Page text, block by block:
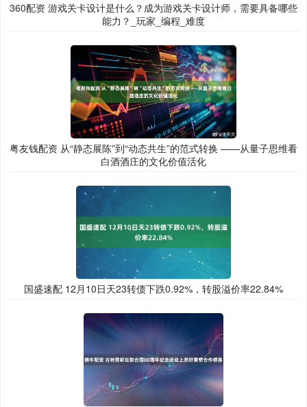
360配资 游戏关卡设计是什么？成为游戏关卡设计师，需要具备哪些
能力？_玩家_编程_难度
粤友钱配资 从“静态展陈”到“动态共生”的范式转换 ——从量子思维看
白酒酒庄的文化价值活化
国盛速配 12月10日天23转债下跌0.92%，转股溢价率22.84%